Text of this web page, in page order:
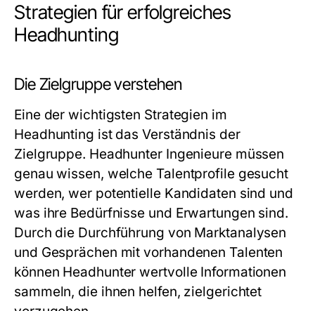
Strategien für erfolgreiches
Headhunting
Die Zielgruppe verstehen
Eine der wichtigsten Strategien im
Headhunting ist das Verständnis der
Zielgruppe. Headhunter Ingenieure müssen
genau wissen, welche Talentprofile gesucht
werden, wer potentielle Kandidaten sind und
was ihre Bedürfnisse und Erwartungen sind.
Durch die Durchführung von Marktanalysen
und Gesprächen mit vorhandenen Talenten
können Headhunter wertvolle Informationen
sammeln, die ihnen helfen, zielgerichtet